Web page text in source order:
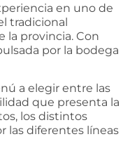
en uno de
tradicional
la provincia. Con
por la bodega
a elegir entre las
que presenta la
los distintos
las diferentes líneas